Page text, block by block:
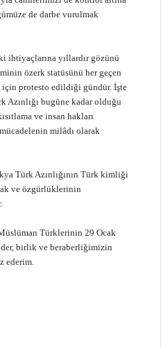
de darbe vurulmak
ihtiyaçlarına yıllardır gözünü
özerk statüsünü her geçen
protesto edildiği gündür. İşte
Azınlığı bugüne kadar olduğu
ve insan hakları
milâdı olarak
Türk Azınlığının Türk kimliği
ve özgürlüklerinin
Türklerinin 29 Ocak
birlik ve beraberliğimizin
ederim.